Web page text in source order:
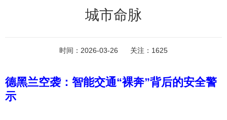
城市命脉
时间： 2026-03-26 关注： 1625
德黑兰空袭：智能交通“裸奔”背后的安全警
示